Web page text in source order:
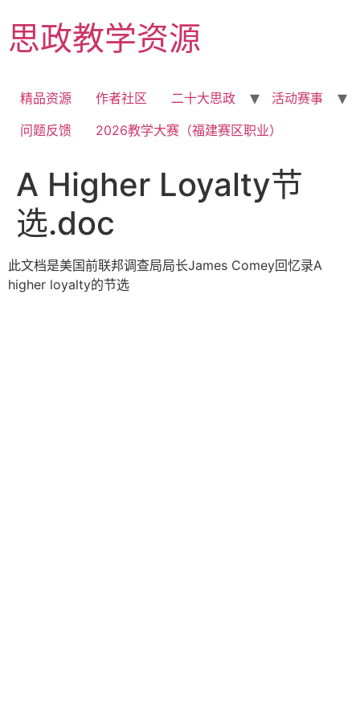
content
思政教学资源
精品资源 作者社区 二十大思政
活动赛事
问题反馈
2026教学大赛（福建赛区职业）
A Higher Loyalty节
选.doc
此文档是美国前联邦调查局局长James Comey回忆录A
higher loyalty的节选